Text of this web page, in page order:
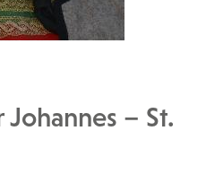
– St.